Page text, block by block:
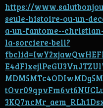
https://
seule-histoire-ou-un-
a-un-fantome--
la-sorciere-bell?